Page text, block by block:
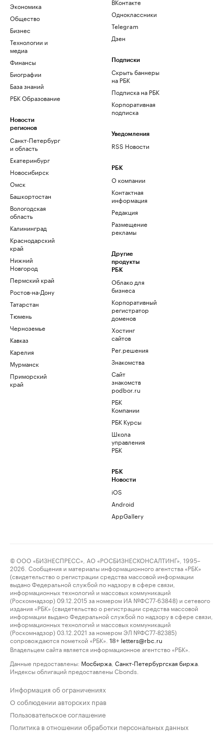
Экономика
Общество
Бизнес
Технологии и
медиа
Финансы
Биографии
База знаний
РБК Образование
Новости
регионов
Санкт-Петербург
и область
Екатеринбург
Новосибирск
Омск
Башкортостан
Вологодская
область
Калининград
Краснодарский
край
Нижний
Новгород
Пермский край
Ростов-на-Дону
Татарстан
Тюмень
Черноземье
Кавказ
Карелия
Мурманск
Приморский
край
Одноклассники
Telegram
Дзен
Подписки
Скрыть баннеры
на РБК
Подписка на РБК
Корпоративная
подписка
Уведомления
RSS Новости
РБК
О компании
Контактная
информация
Редакция
Размещение
рекламы
Другие
продукты
РБК
Облако для
бизнеса
Корпоративный
регистратор
доменов
Хостинг
сайтов
Рег.решения
Знакомства
Сайт
знакомств
podbor.ru
РБК
Компании
РБК Курсы
Школа
управления
РБК
РБК
Новости
iOS
Android
AppGallery
© ООО «БИЗНЕСПРЕСС», АО «РОСБИЗНЕСКОНСАЛТИНГ», 1995–
2026. Сообщения и материалы информационного агентства «РБК»
(свидетельство о регистрации средства массовой информации
выдано Федеральной службой по надзору в сфере связи,
информационных технологий и массовых коммуникаций
(Роскомнадзор) 09.12.2015 за номером ИА №ФС77-63848) и сетевого
издания «РБК» (свидетельство о регистрации средства массовой
информации выдано Федеральной службой по надзору в сфере связи,
информационных технологий и массовых коммуникаций
(Роскомнадзор) 03.12.2021 за номером ЭЛ №ФС77-82385)
сопровождаются пометкой «РБК».
18+ letters@rbc.ru
Владельцем сайта является информационное агентство «РБК».
Данные предоставлены: Мосбиржа Санкт-Петербургская биржа
Индексы облигаций предоставлены Cbonds.
Информация об ограничениях
О соблюдении авторских прав
Пользовательское соглашение
Политика в отношении обработки персональных данных